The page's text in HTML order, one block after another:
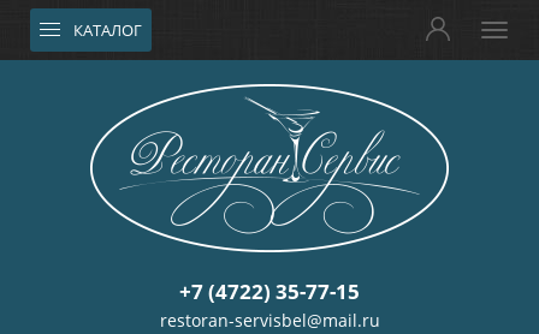
КАТАЛОГ
+7 (4722) 35-77-15
restoran-servisbel@mail.ru